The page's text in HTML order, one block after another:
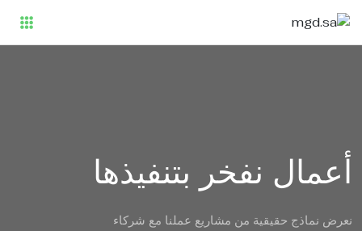
أعمال نفخر بتنفيذها
نعرض نماذج حقيقية من مشاريع عملنا مع شركاء